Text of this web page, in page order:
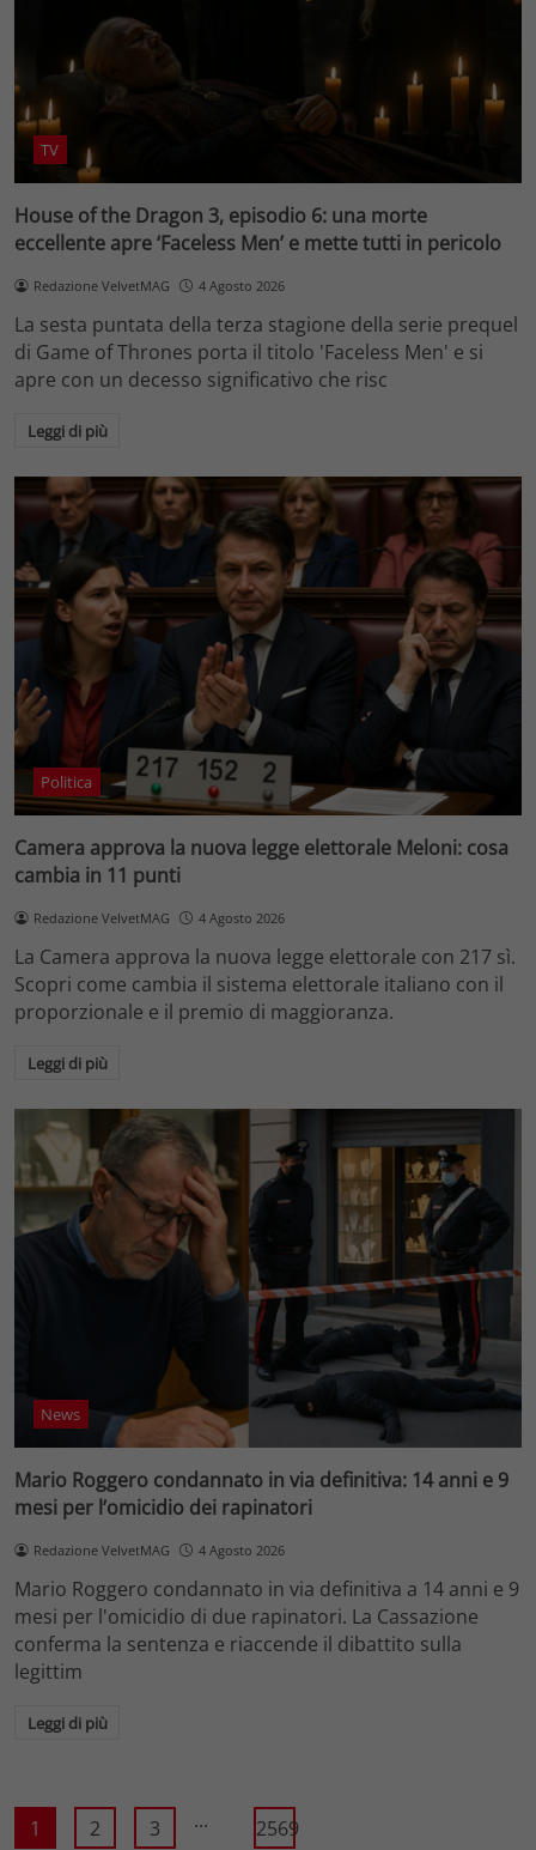
TV
House of the Dragon 3, episodio 6: una morte
eccellente apre ‘Faceless Men’ e mette tutti in pericolo
Redazione VelvetMAG 4 Agosto 2026
La sesta puntata della terza stagione della serie prequel
di Game of Thrones porta il titolo 'Faceless Men' e si
apre con un decesso significativo che risc
Leggi di più
Politica
Camera approva la nuova legge elettorale Meloni: cosa
cambia in 11 punti
Redazione VelvetMAG 4 Agosto 2026
La Camera approva la nuova legge elettorale con 217 sì.
Scopri come cambia il sistema elettorale italiano con il
proporzionale e il premio di maggioranza.
Leggi di più
News
Mario Roggero condannato in via definitiva: 14 anni e 9
mesi per l’omicidio dei rapinatori
Redazione VelvetMAG 4 Agosto 2026
Mario Roggero condannato in via definitiva a 14 anni e 9
mesi per l'omicidio di due rapinatori. La Cassazione
conferma la sentenza e riaccende il dibattito sulla
legittim
Leggi di più
1 2 3 ... 2569